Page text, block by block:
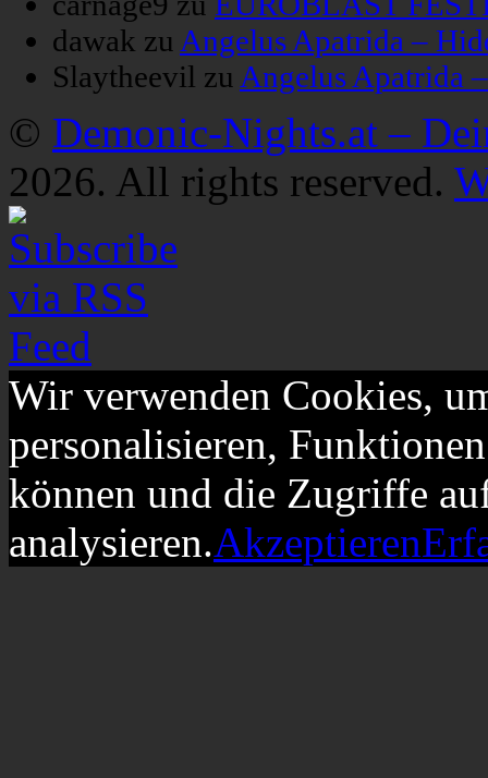
dawak zu Angelus Apatrida –
Slaytheevil zu Angelus Apatrida
© Demonic-Nights.at –
2026. All rights reserved.
Wir verwenden Cookies,
personalisieren,
können und die Zugriffe
analysieren.Akzeptieren